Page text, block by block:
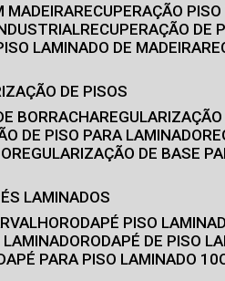
MADEIRA RECUPERAÇÃO
RECUPERAÇÃO DE
LAMINADO DE MADEIRA
DE PISOS
BORRACHA
DE PISO PARA LAMINADO
REGULARIZAÇÃO DE BASE
LAMINADOS
RODAPÉ PISO
LAMINADO RODAPÉ DE PISO
PARA PISO LAMINADO